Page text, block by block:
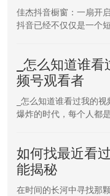
佳杰抖音橱窗：一扇开
抖音已经不仅仅是一个
_怎么知道谁
频号观看者
_怎么知道谁看过我的
爆炸的时代，每个人都
如何找最近看
能揭秘
在时间的长河中寻找那